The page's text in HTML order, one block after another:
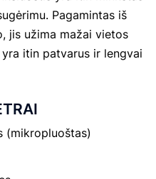
Pagamintas iš
jis užima mažai vietos
yra itin patvarus ir lengvai
(mikropluoštas)